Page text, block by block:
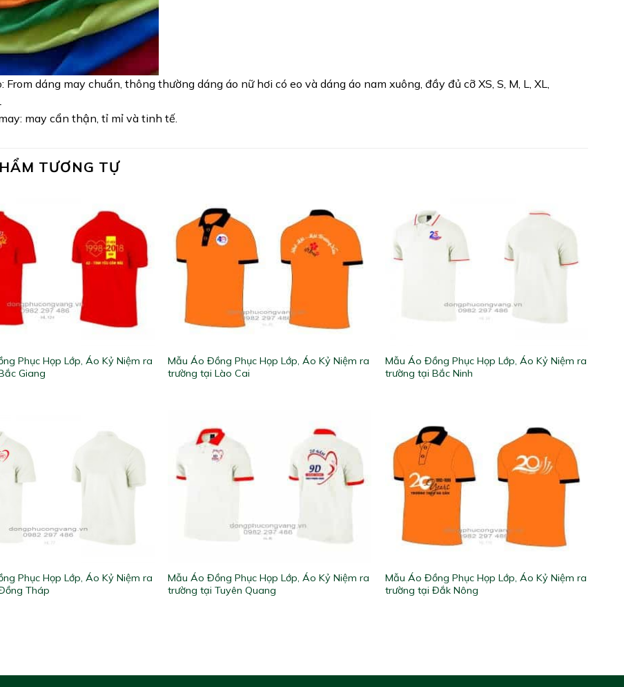
From dáng may chuẩn, thông thường dáng áo nữ hơi có eo và dáng áo nam xuông, đầy đủ cỡ XS, S, M, L, XL,
may cẩn thận, tỉ mỉ và tinh tế.
TƯƠNG TỰ
Phục Họp Lớp, Áo Kỷ Niệm ra
Giang
Mẫu Áo Đồng Phục Họp Lớp, Áo Kỷ Niệm ra
trường tại Lào Cai
Mẫu Áo Đồng Phục Họp Lớp, Áo Kỷ Niệm ra
trường tại Bắc Ninh
Phục Họp Lớp, Áo Kỷ Niệm ra
Tháp
Mẫu Áo Đồng Phục Họp Lớp, Áo Kỷ Niệm ra
trường tại Tuyên Quang
Mẫu Áo Đồng Phục Họp Lớp, Áo Kỷ Niệm ra
trường tại Đắk Nông